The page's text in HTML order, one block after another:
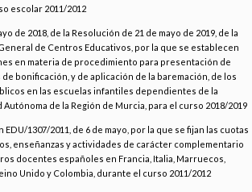
escolar 2011/2012
de 2018, de la Resolución de 21 de mayo de 2019, de la
de Centros Educativos, por la que se establecen
en materia de procedimiento para presentación de
bonificación, y de aplicación de la baremación, de los
en las escuelas infantiles dependientes de la
Autónoma de la Región de Murcia, para el curso 2018/2019
EDU/1307/2011, de 6 de mayo, por la que se fijan las cuotas
enseñanzas y actividades de carácter complementario
docentes españoles en Francia, Italia, Marruecos,
Unido y Colombia, durante el curso 2011/2012